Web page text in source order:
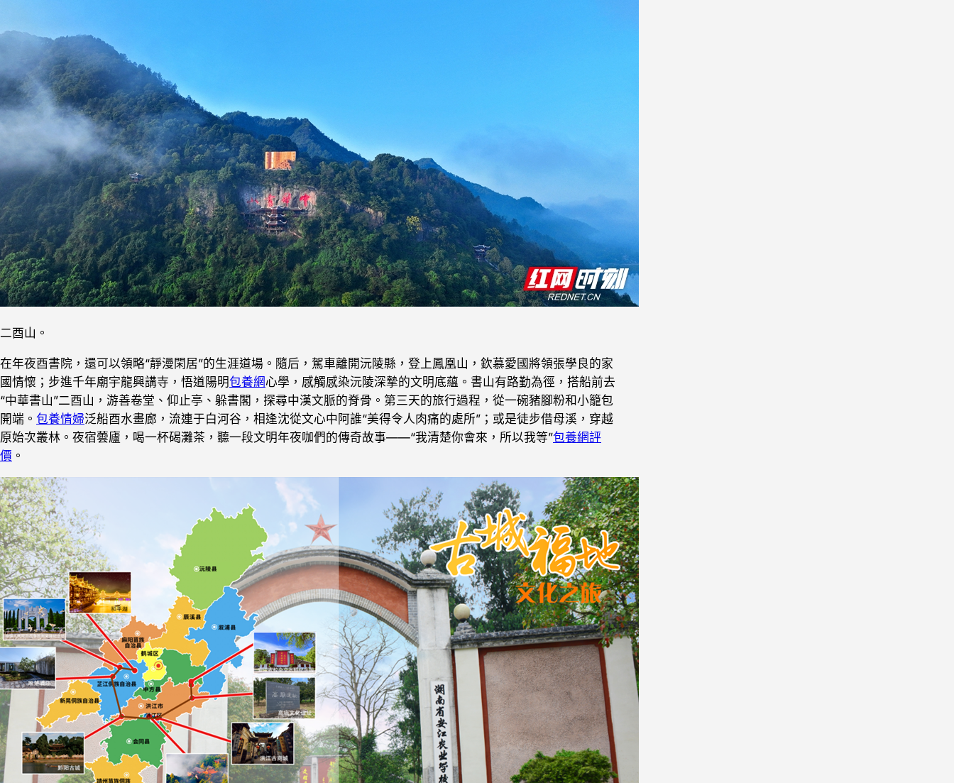
二酉山。
在年夜酉書院，還可以領略“靜漫閑居”的生涯道場。隨后，駕車離開沅陵縣，登上鳳凰山，欽慕愛國將領張學良的家
國情懷；步進千年廟宇龍興講寺，悟道陽明包養網心學，感觸感染沅陵深摯的文明底蘊。書山有路勤為徑，搭船前去
“中華書山”二酉山，游善卷堂、仰止亭、躲書閣，探尋中漢文脈的脊骨。第三天的旅行過程，從一碗豬腳粉和小籠包
開端。 包養情婦泛船酉水畫廊，流連于白河谷，相逢沈從文心中阿誰“美得令人肉痛的處所”；或是徒步借母溪，穿越
原始次叢林。夜宿蕓廬，喝一杯碣灘茶，聽一段文明年夜咖們的傳奇故事——“我清楚你會來，所以我等”包養網評
價 。